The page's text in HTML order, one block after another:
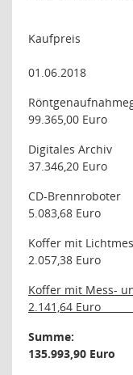
Kaufpreis
01.06.2018
99.365,00 Euro
Digitales Archiv
37.346,20 Euro
CD-Brennroboter
5.083,68 Euro
Koffer mit
2.057,38 Euro
Koffer mit Mess-
2.141,64 Euro
Summe:
135.993,90 Euro